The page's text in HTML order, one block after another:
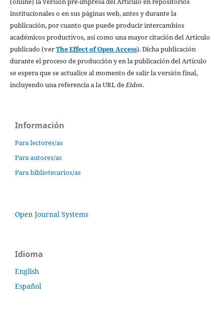
institucionales o en sus páginas web, antes y durante la
publicación, por cuanto que puede producir intercambios
académicos productivos, así como una mayor citación del Artículo
publicado (verThe Effect of Open Access). Dicha publicación
durante el proceso de producción y en la publicación del Artículo
se espera que se actualice al momento de salir la versión final,
incluyendo una referencia a la URL deEidos.
Información
Para lectores/as
Para autores/as
Para bibliotecarios/as
Open Journal Systems
Idioma
English
Español